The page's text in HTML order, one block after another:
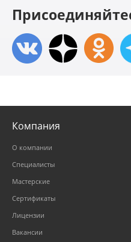
Компания
О компании
Специалисты
Мастерские
Сертификаты
Лицензии
Вакансии